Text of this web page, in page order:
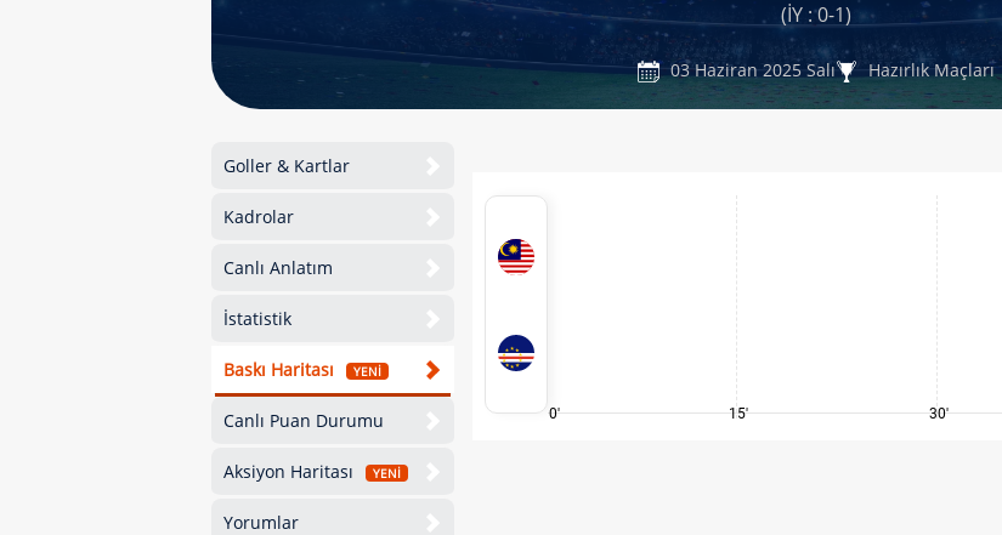
(İY : 0-1)
03 Haziran 2025 Salı Hazırlık Maçları
Goller & Kartlar
Kadrolar
Canlı Anlatım
İstatistik
Baskı Haritası YENİ
Canlı Puan Durumu
Aksiyon Haritası YENİ
Yorumlar
0' 15' 30'